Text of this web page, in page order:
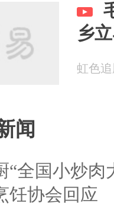
乡
虹色
闻
“全国小炒肉
饪协会回应